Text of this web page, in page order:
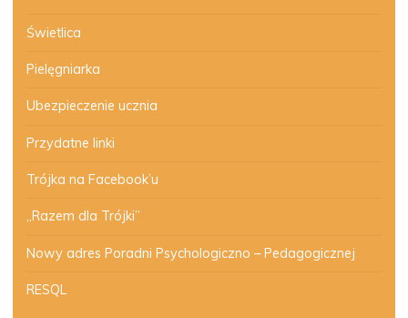
Świetlica
Pielęgniarka
Ubezpieczenie ucznia
Przydatne linki
Trójka na Facebook’u
„Razem dla Trójki”
Nowy adres Poradni Psychologiczno – Pedagogicznej
RESQL